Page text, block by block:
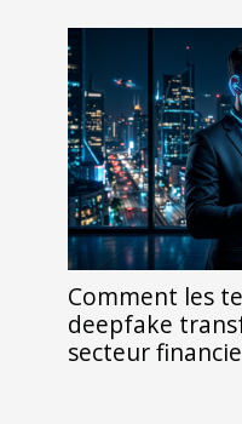
Comment les
deepfake
secteur